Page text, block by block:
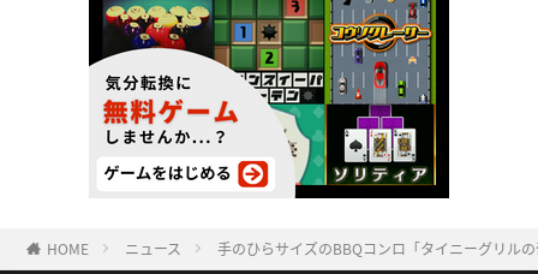
HOME ニュース 手のひらサイズのBBQコンロ「タイニーグリル